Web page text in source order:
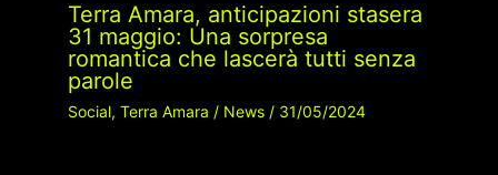
Terra Amara, anticipazioni stasera
31 maggio: Una sorpresa
romantica che lascerà tutti senza
parole
Social, Terra Amara / News/ 31/05/2024